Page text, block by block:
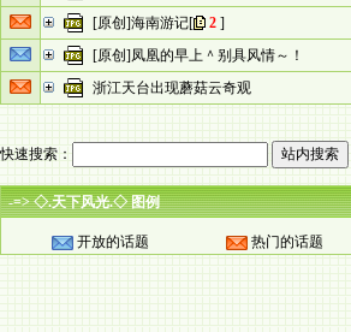
[原创]海南游记[ 2 ]
[原创]凤凰的早上＾别具风情～！
浙江天台出现蘑菇云奇观
快速搜索：
-=> ◇.天下风光.◇ 图例
开放的话题 热门的话题